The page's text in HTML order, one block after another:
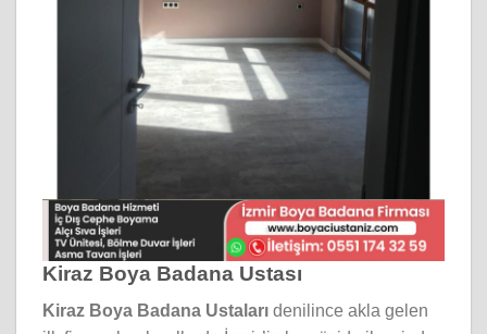
Kiraz Boya Badana Ustası
Kiraz Boya Badana Ustaları denilince akla gelen